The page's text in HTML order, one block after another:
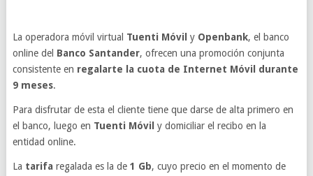
La operadora móvil virtual Tuenti Móvil y Openbank, el banco
online del Banco Santander, ofrecen una promoción conjunta
consistente en regalarte la cuota de Internet Móvil durante
9 meses.
Para disfrutar de esta el cliente tiene que darse de alta primero en
el banco, luego en Tuenti Móvil y domiciliar el recibo en la
entidad online.
La tarifa regalada es la de 1 Gb, cuyo precio en el momento de